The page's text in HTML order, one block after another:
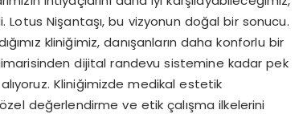
Lotus Nişantaşı, bu vizyonun doğal bir sonucu.
kliniğimiz, danışanların daha konforlu bir
dijital randevu sistemine kadar pek
Kliniğimizde medikal estetik
değerlendirme ve etik çalışma ilkelerini